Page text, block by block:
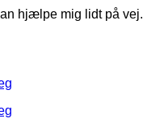
hjælpe mig lidt på vej.